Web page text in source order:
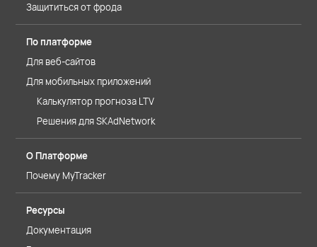
Защититься от фрода
По платформе
Для веб-сайтов
Для мобильных приложений
Калькулятор прогноза LTV
Решения для SKAdNetwork
О Платформе
Почему MyTracker
Ресурсы
Документация